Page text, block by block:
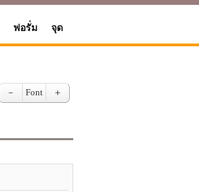
ฟอรั่ม จุด
－ Font ＋